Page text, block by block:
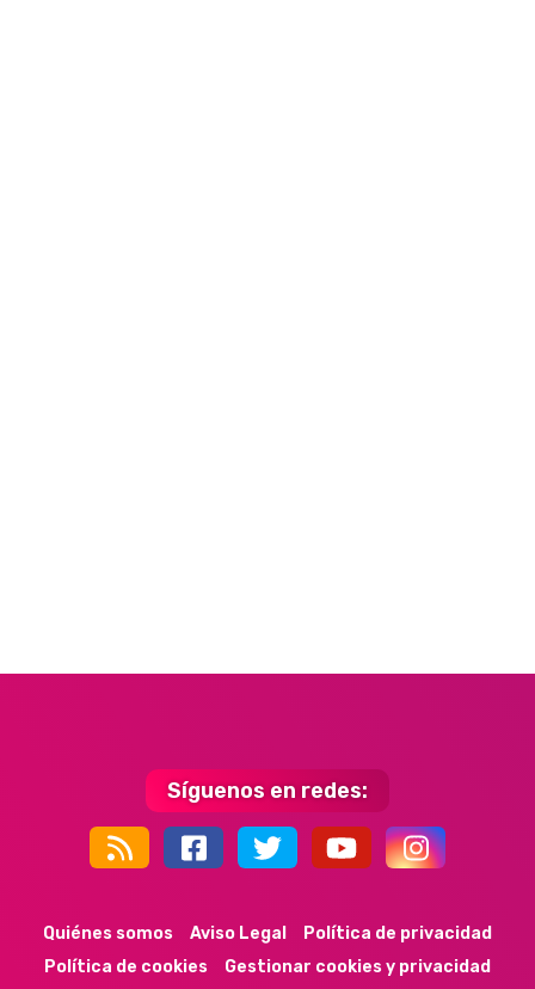
Síguenos en redes:
Quiénes somos Aviso Legal
Política de privacidad
Política de cookies
Gestionar cookies y privacidad